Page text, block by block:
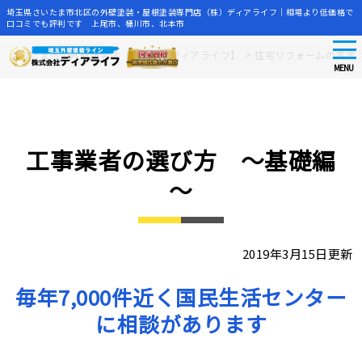
Skip
to
埼玉県さいたま市北区の外壁塗装・屋根塗装専門店（株）ディアライフ｜相場より低価格で
口コミでも評判です 上尾市、桶川市、北本市
MENU
さいたま市の外壁塗装店【株式会社ディアライフ】 住宅リフォームの真実
工事業者の選び方 ～基礎編
～
2019年3月15日更新
毎年7,000件近く国民生活センター
に相談があります